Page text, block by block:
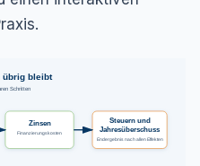
übrig bleibt
Schritten
Zinsen
Finanzierungskosten
Steuern und
Jahresüberschuss
Endergebnis nach allen Effekten